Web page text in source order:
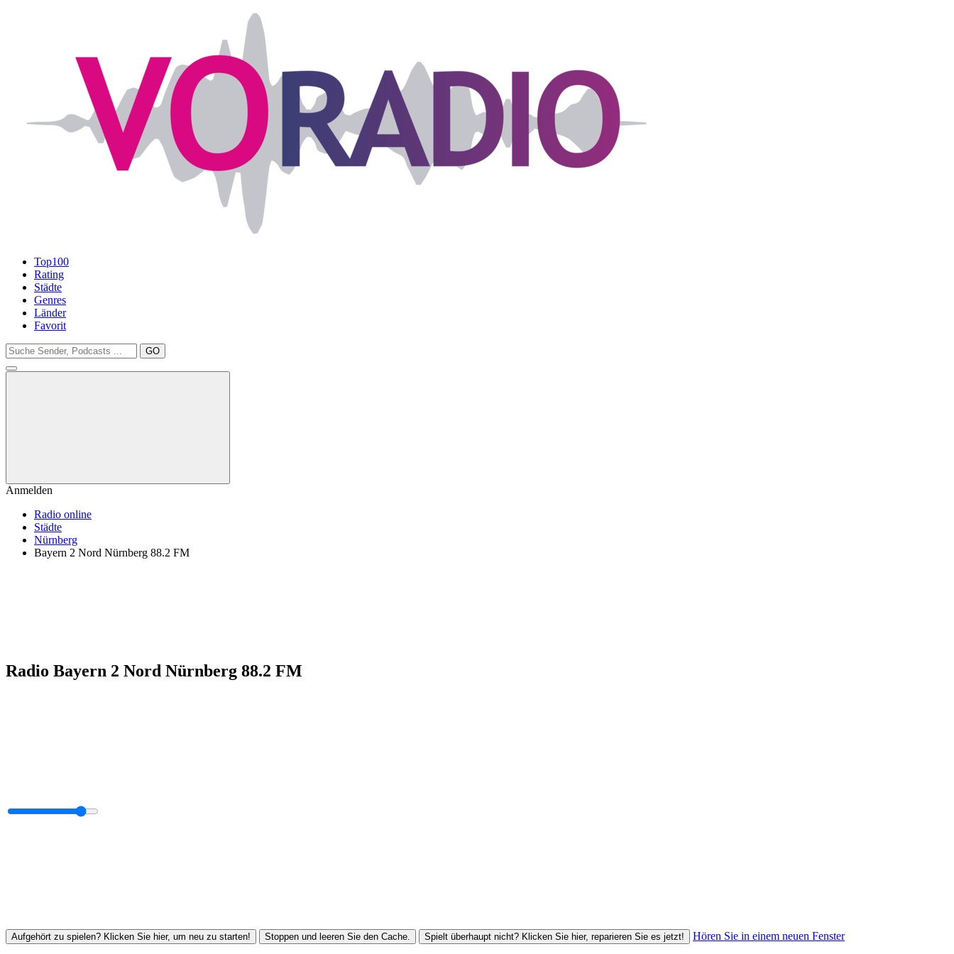
Top100
Rating
Städte
Genres
Länder
Favorit
GO
Anmelden
Radio online
Städte
Nürnberg
Bayern 2 Nord Nürnberg 88.2 FM
Radio Bayern 2 Nord Nürnberg 88.2 FM
Aufgehört zu spielen? Klicken Sie hier, um neu zu starten! Stoppen und leeren Sie den Cache. Spielt überhaupt nicht? Klicken Sie hier, reparieren Sie es jetzt! Hören Sie in einem neuen Fenster